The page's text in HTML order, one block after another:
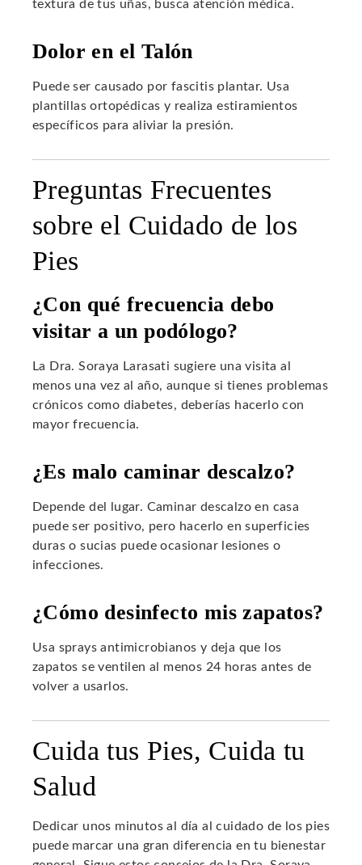
textura de tus uñas, busca atención médica.
Dolor en el Talón
Puede ser causado por fascitis plantar. Usa
plantillas ortopédicas y realiza estiramientos
específicos para aliviar la presión.
Preguntas Frecuentes
sobre el Cuidado de los
Pies
¿Con qué frecuencia debo
visitar a un podólogo?
La Dra. Soraya Larasati sugiere una visita al
menos una vez al año, aunque si tienes problemas
crónicos como diabetes, deberías hacerlo con
mayor frecuencia.
¿Es malo caminar descalzo?
Depende del lugar. Caminar descalzo en casa
puede ser positivo, pero hacerlo en superficies
duras o sucias puede ocasionar lesiones o
infecciones.
¿Cómo desinfecto mis zapatos?
Usa sprays antimicrobianos y deja que los
zapatos se ventilen al menos 24 horas antes de
volver a usarlos.
Cuida tus Pies, Cuida tu
Salud
Dedicar unos minutos al día al cuidado de los pies
puede marcar una gran diferencia en tu bienestar